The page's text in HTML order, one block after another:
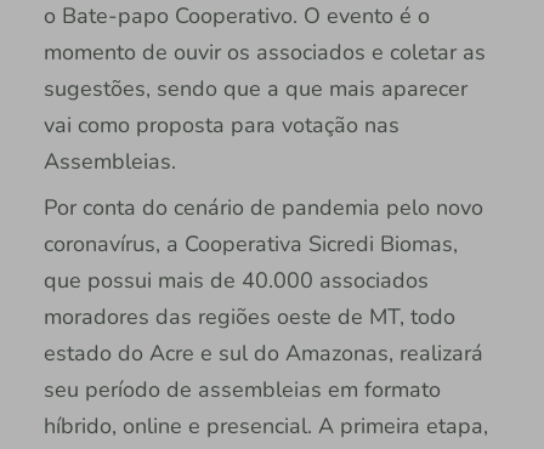
o Bate-papo Cooperativo. O evento é o
momento de ouvir os associados e coletar as
sugestões, sendo que a que mais aparecer
vai como proposta para votação nas
Assembleias.
Por conta do cenário de pandemia pelo novo
coronavírus, a Cooperativa Sicredi Biomas,
que possui mais de 40.000 associados
moradores das regiões oeste de MT, todo
estado do Acre e sul do Amazonas, realizará
seu período de assembleias em formato
híbrido, online e presencial. A primeira etapa,